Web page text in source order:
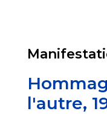
l'autre,